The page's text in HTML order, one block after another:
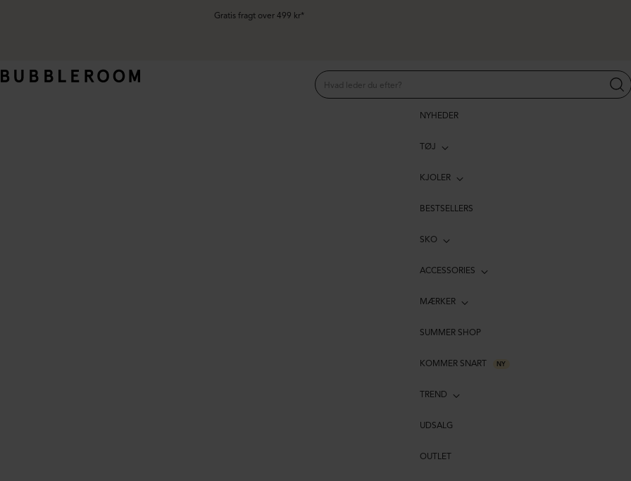
Gratis fragt over 499 kr*
NYHEDER
TØJ
KJOLER
BESTSELLERS
SKO
ACCESSORIES
MÆRKER
SUMMER SHOP
KOMMER SNART NY
TREND
UDSALG
OUTLET